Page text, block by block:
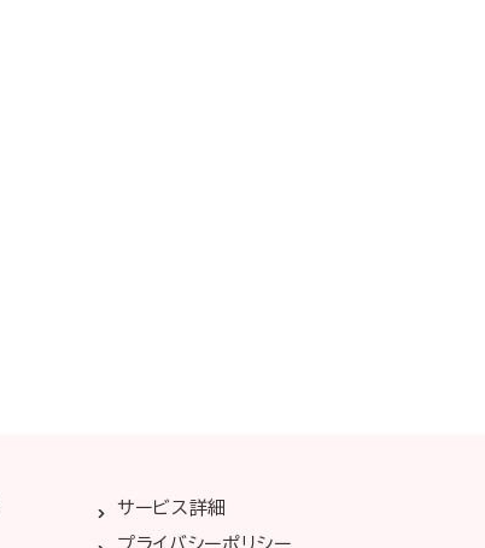
サービス詳細
プライバシーポリシー